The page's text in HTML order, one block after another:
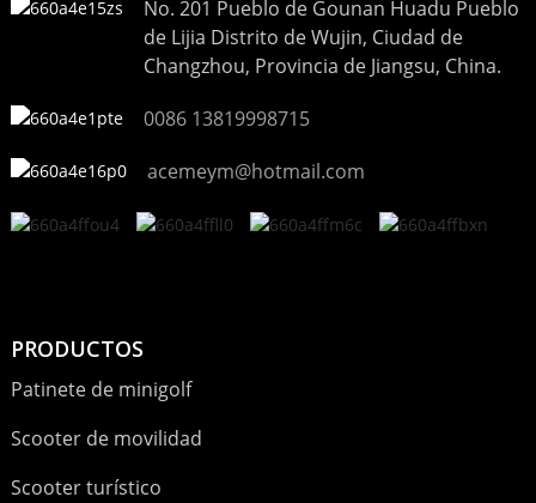
No. 201 Pueblo de Gounan Huadu Pueblo
de Lijia Distrito de Wujin, Ciudad de
Changzhou, Provincia de Jiangsu, China.
0086 13819998715
acemeym@hotmail.com
PRODUCTOS
Patinete de minigolf
Scooter de movilidad
Scooter turístico